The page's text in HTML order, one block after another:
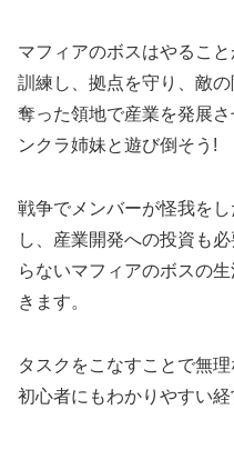
マフィアのボスはやるこ
訓練し、拠点を守り、敵の
奪った領地で産業を発展
ンクラ姉妹と遊び倒そう!
戦争でメンバーが怪我を
し、産業開発への投資も
らないマフィアのボスの
きます。
タスクをこなすことで無
初心者にもわかりやすい経